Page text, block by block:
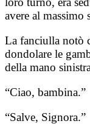
avere al massimo
La fanciulla notò
dondolare le
della mano
“Ciao, bambina.”
“Salve, Signora.”